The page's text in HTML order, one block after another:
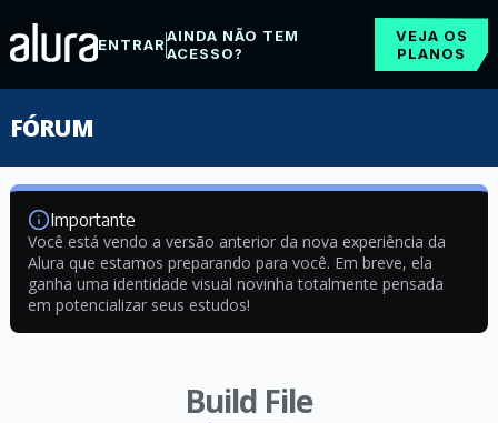
ENTRARAINDA NÃO TEM
ACESSO?
VEJA OS
PLANOS
FÓRUM
Importante
Você está vendo a versão anterior da nova experiência da
Alura que estamos preparando para você. Em breve, ela
ganha uma identidade visual novinha totalmente pensada
em potencializar seus estudos!
Build File